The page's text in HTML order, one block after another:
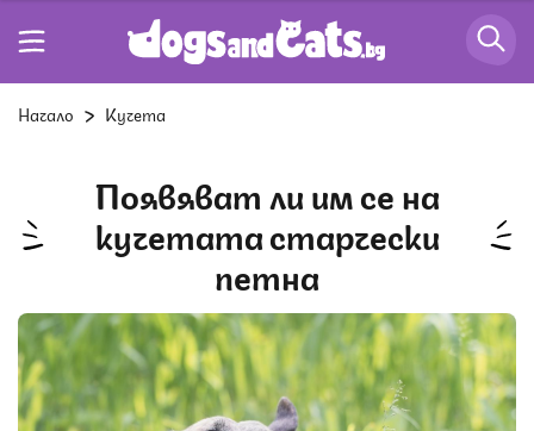
Начало Кучета
Появяват ли им се на
кучетата старчески
петна